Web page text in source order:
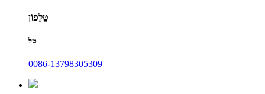
טֵלֵפוֹן
טל
0086-13798305309